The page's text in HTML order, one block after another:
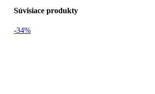
Súvisiace produkty
-34%